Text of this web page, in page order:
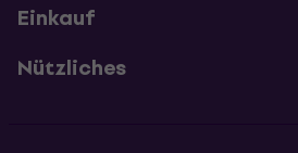
Einkauf
Nützliches